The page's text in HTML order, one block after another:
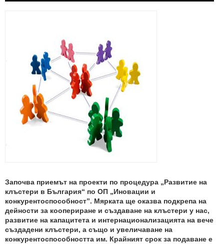
Започва приемът на проекти по процедура „Развитие на
клъстери в България“ по ОП „Иновации и
конкурентоспособност”. Мярката ще оказва подкрепа на
дейности за коопериране и създаване на клъстери у нас,
развитие на капацитета и интернационализацията на вече
създадени клъстери, а също и увеличаване на
конкурентоспособността им. Крайният срок за подаване е